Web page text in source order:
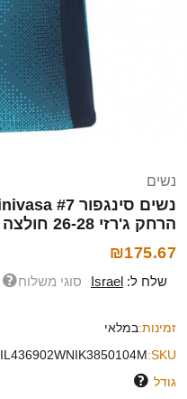
נשים
הרחק ג'רזי 26-28 חולצה קצרה
₪175.67
שלח ל: Israel סוגי משלוח
זמינות:במלאי
SKU:
IL436902WNIK3850104M
גודל